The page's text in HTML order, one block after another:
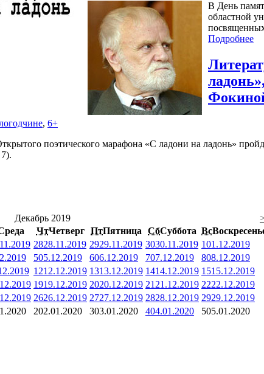
В День
областной
Подробнее
, 6+
поэтического марафона «С ладони на ладонь»
Декабрь 2019
ЧтЧетверг ПтПятница СбСуббота Вс
2828.11.2019 2929.11.2019 3030.11.2019 101.12.2019
505.12.2019 606.12.2019 707.12.2019 808.12.2019
1212.12.2019 1313.12.2019 1414.12.2019 1515.12.2019
1919.12.2019 2020.12.2019 21 21.12.2019 2222.12.2019
2626.12.2019 2727.12.2019 2828.12.2019 2929.12.2019
202.01.2020 303.01.2020 404.01.2020 505.01.2020